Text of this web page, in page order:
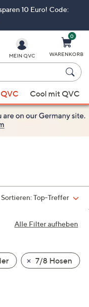
10 Euro! Code:
MEIN QVC
0
WARENKORB
Cool mit QVC
Sortieren:Top-Treffer
Alle Filter aufheben
7/8 Hosen